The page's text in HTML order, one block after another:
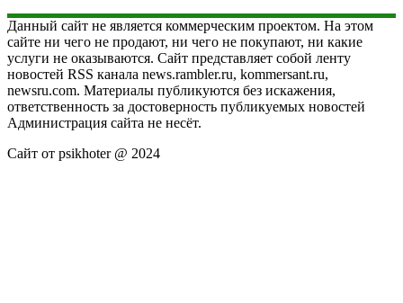
Данный сайт не является коммерческим проектом. На этом
сайте ни чего не продают, ни чего не покупают, ни какие
услуги не оказываются. Сайт представляет собой ленту
новостей RSS канала news.rambler.ru, kommersant.ru,
newsru.com. Материалы публикуются без искажения,
ответственность за достоверность публикуемых новостей
Администрация сайта не несёт.
Сайт от psikhoter @ 2024